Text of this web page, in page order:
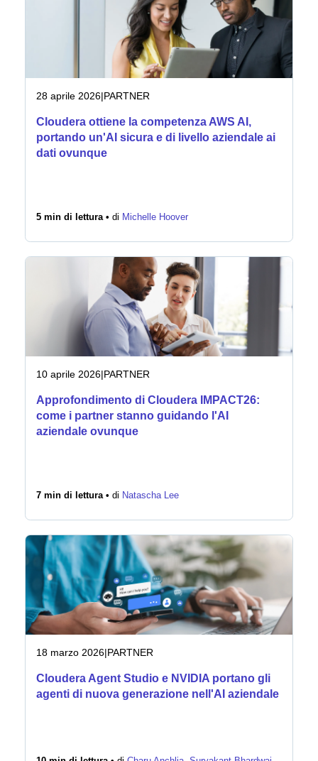
28 aprile 2026|PARTNER
Cloudera ottiene la competenza AWS AI,
portando un'AI sicura e di livello aziendale ai
dati ovunque
5 min di lettura • di Michelle Hoover
10 aprile 2026|PARTNER
Approfondimento di Cloudera IMPACT26:
come i partner stanno guidando l'AI
aziendale ovunque
7 min di lettura • di Natascha Lee
18 marzo 2026|PARTNER
Cloudera Agent Studio e NVIDIA portano gli
agenti di nuova generazione nell'AI aziendale